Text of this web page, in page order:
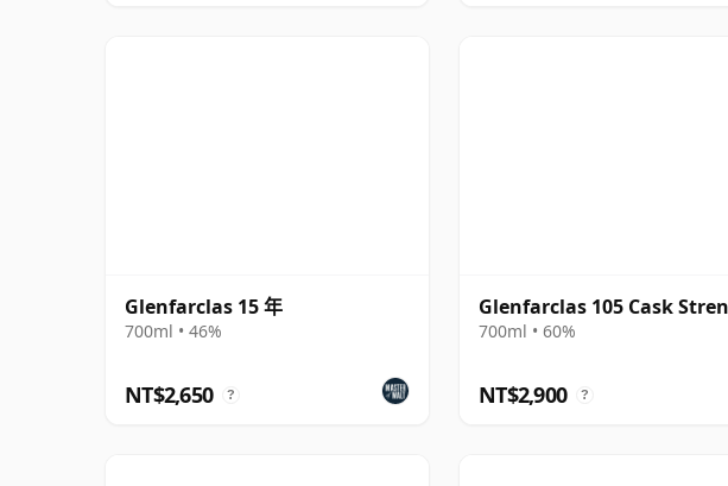
Glenfarclas 15 年
700ml • 46%
NT$2,650 ?
Glenfarclas 105 Cask
700ml • 60%
NT$2,900 ?